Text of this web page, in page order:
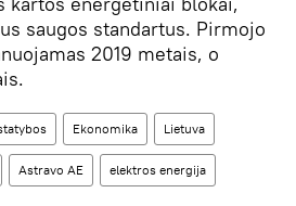
saugos standartus. Pirmojo
2019 metais, o
Ekonomika Lietuva
Astravo AE elektros energija